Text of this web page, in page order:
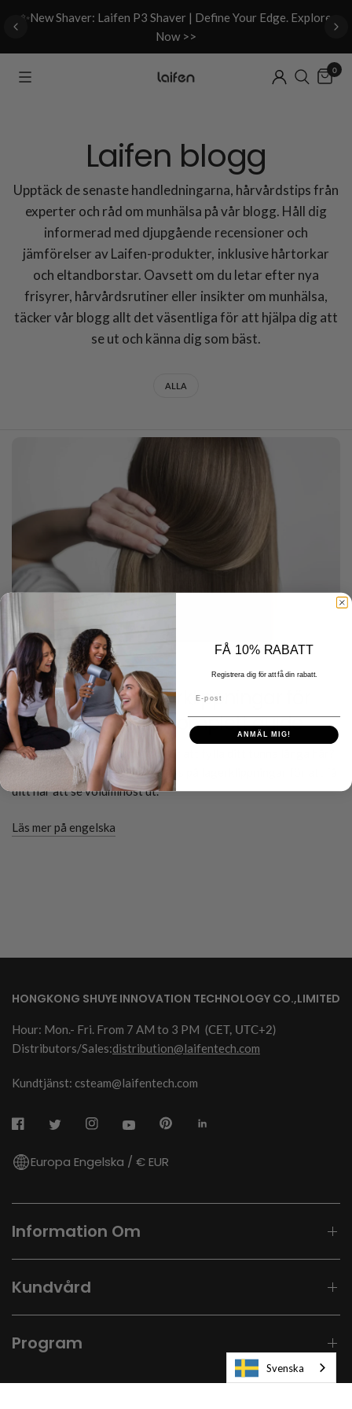
✨New Shaver: Laifen P3 Shaver | Define Your Edge. Explore
Now >>
0
Laifen blogg
Upptäck de senaste handledningarna, hårvårdstips från
experter och råd om munhälsa på vår blogg. Håll dig
informerad med djupgående recensioner och
jämförelser av Laifen-produkter, inklusive hårtorkar
och eltandborstar. Oavsett om du letar efter nya
frisyrer, hårvårdsrutiner eller insikter om munhälsa,
täcker vår blogg allt det väsentliga för att hjälpa dig att
se ut och känna dig som bäst.
ALLA
DECEMBER 19 2025
Volumiserande hårklippningar för
tunt långt hår: En komplett guide
Letar du efter hårklippningar för att fylla ditt tunna långa hår?
Hitta de bästa frisyrerna och tips på lagerklippningar för att få
ditt hår att se voluminöst ut.
Läs mer på engelska
HONGKONG SHUYE INNOVATION TECHNOLOGY CO.,LIMITED
Hour: Mon.- Fri. From 7 AM to 3 PM (CET, UTC+2)
Distributors/Sales:distribution@laifentech.com
Kundtjänst: csteam@laifentech.com
Europa Engelska / € EUR
Information Om
Kundvård
Program
Svenska
FÅ 10% RABATT
Registrera dig för att få din rabatt.
ANMÄL MIG!